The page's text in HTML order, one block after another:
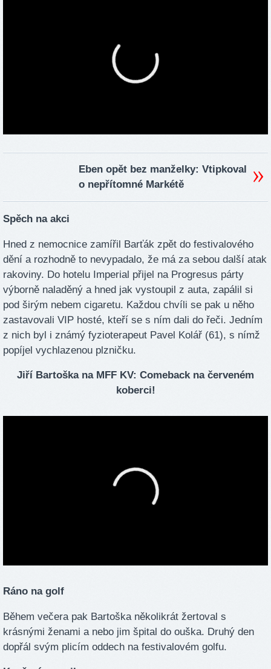
Eben opět bez manželky: Vtipkoval
o nepřítomné Markétě
Spěch na akci
Hned z nemocnice zamířil Barťák zpět do festivalového
dění a rozhodně to nevypadalo, že má za sebou další atak
rakoviny. Do hotelu Imperial přijel na Progresus párty
výborně naladěný a hned jak vystoupil z auta, zapálil si
pod širým nebem cigaretu. Každou chvíli se pak u něho
zastavovali VIP hosté, kteří se s ním dali do řeči. Jedním
z nich byl i známý fyzioterapeut Pavel Kolář (61), s nímž
popíjel vychlazenou plzničku.
Jiří Bartoška na MFF KV: Comeback na červeném
koberci!
Ráno na golf
Během večera pak Bartoška několikrát žertoval s
krásnými ženami a nebo jim špital do ouška. Druhý den
dopřál svým plicím oddech na festivalovém golfu.